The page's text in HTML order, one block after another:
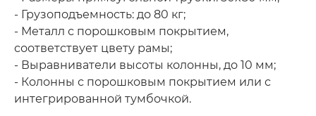
- Грузоподъемность: до 80 кг;
- Металл с порошковым покрытием,
соответствует цвету рамы;
- Выравниватели высоты колонны, до 10 мм;
- Колонны с порошковым покрытием или с
интегрированной тумбочкой.